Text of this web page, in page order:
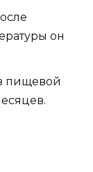
он
пищевой